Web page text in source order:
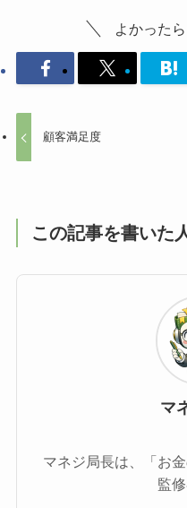
よかった
顧客満足度
この記事を書いた
マ
マネジ局長は、「お
監修